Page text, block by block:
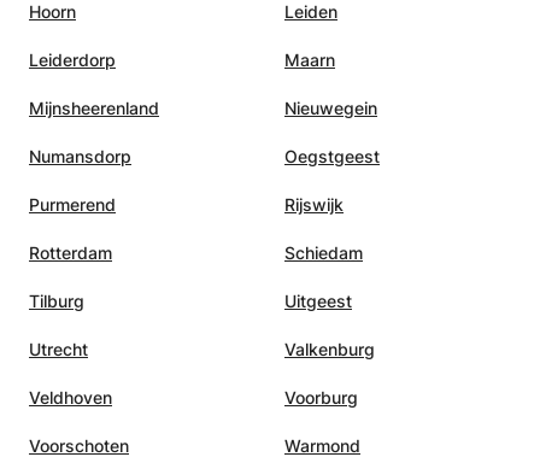
Hoorn Leiden
Leiderdorp Maarn
Mijnsheerenland Nieuwegein
Numansdorp Oegstgeest
Purmerend Rijswijk
Rotterdam Schiedam
Tilburg Uitgeest
Utrecht Valkenburg
Veldhoven Voorburg
Voorschoten Warmond